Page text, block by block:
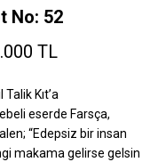
No: 52
TL
Talik Kıt’a
eserde Farsça,
“Edepsiz bir insan
makama gelirse gelsin